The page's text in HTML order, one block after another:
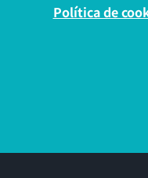
Política de